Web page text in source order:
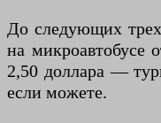
До следующих
на микроавтобусе
2,50 доллара —
если можете.